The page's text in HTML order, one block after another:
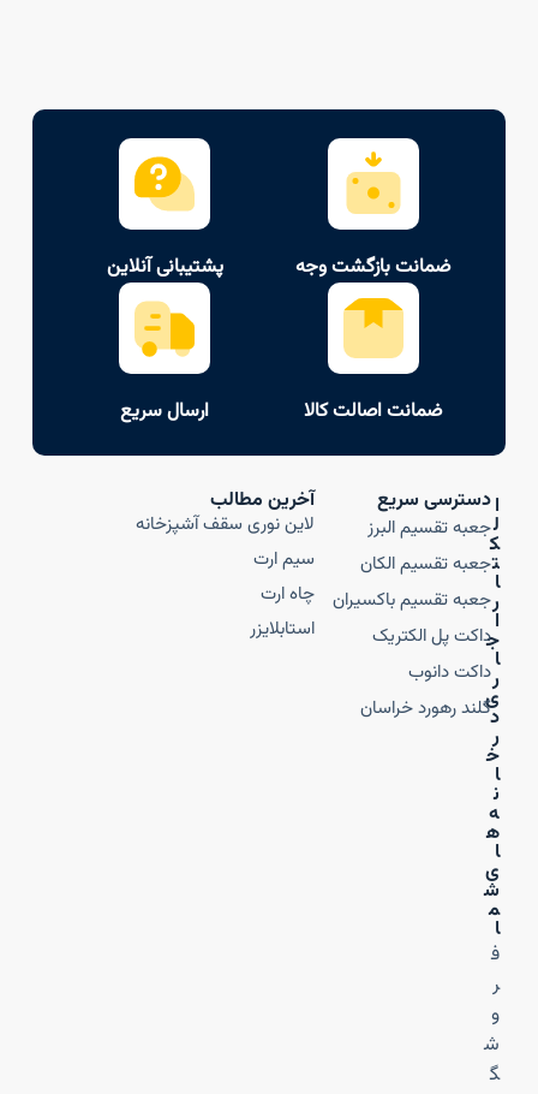
ضمانت بازگشت وجه پشتیبانی آنلاین
ضمانت اصالت کالا ارسال سریع
ا
ل
ک
ت
ا
ر
ا
ج
ا
ر
ی
د
ر
خ
ا
ن
ه‌
ه
ا
ی
ش
م
ا
ف
ر
و
ش
گ
دسترسی سریع
جعبه تقسیم البرز
جعبه تقسیم الکان
جعبه تقسیم باکسیران
داکت پل الکتریک
داکت دانوب
گلند رهورد خراسان
آخرین مطالب
لاین نوری سقف آشپزخانه
سیم ارت
چاه ارت
استابلایزر